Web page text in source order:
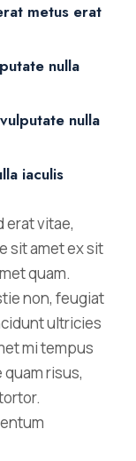
metus erat
nulla
nulla
iaculis
erat vitae,
sit amet ex sit
quam.
non, feugiat
ultricies
mi tempus
risus,